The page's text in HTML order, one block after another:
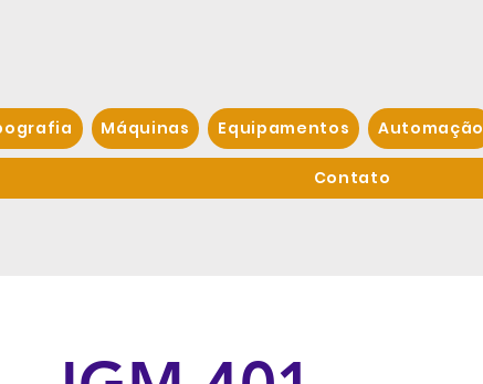
Máquinas Equipamentos Automação
Contato